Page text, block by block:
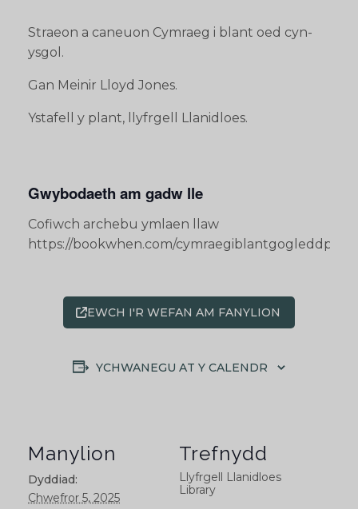
Straeon a caneuon Cymraeg i blant oed cyn-
ysgol.
Gan Meinir Lloyd Jones.
Ystafell y plant, llyfrgell Llanidloes.
Gwybodaeth am gadw lle
Cofiwch archebu ymlaen llaw
https://bookwhen.com/
EWCH I'R WEFAN AM FANYLION
YCHWANEGU AT Y CALENDR
Manylion
Dyddiad:
Chwefror 5, 2025
Trefnydd
Llyfrgell Llanidloes
Library